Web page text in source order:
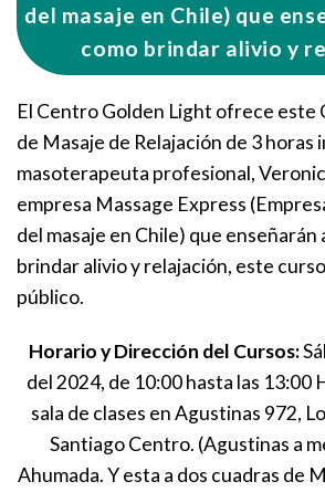
del masaje en Chile) que
como brindar alivio y
El Centro Golden Light ofrece este
de Masaje de Relajación de 3 horas
masoterapeuta profesional,
empresa Massage Express
del masaje en Chile) que enseñarán
brindar alivio y relajación, este
público.
Horario y Dirección del Cursos:
del 2024, de 10:00 hasta las 13:00
sala de clases en Agustinas 972,
Santiago Centro. (Agustinas a
Ahumada. Y esta a dos cuadras de